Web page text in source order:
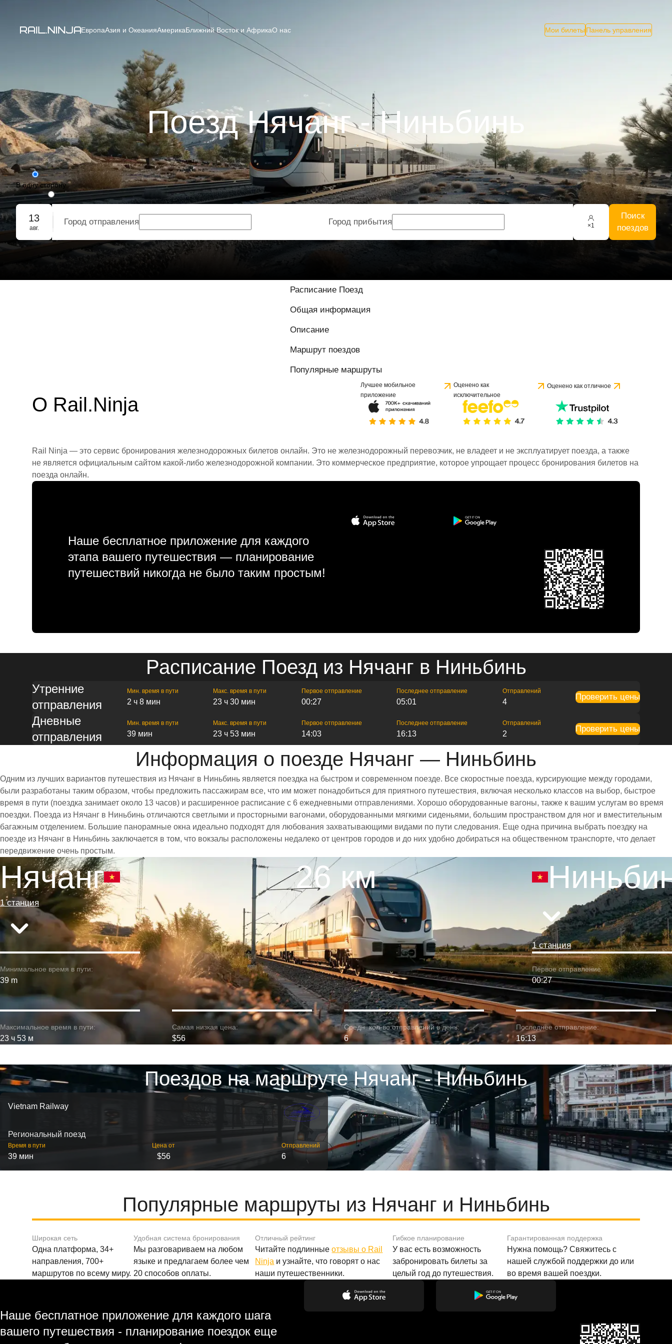
ЕвропаАзия и ОкеанияАмерикаБлижний Восток и АфрикаО нас Мои билеты Панель управления
Поезд Нячанг - Ниньбинь
В одну сторону
Туда-обратно
Групповое бронирование
13
авг.
Город отправления Город прибытия ×1
Поиск
поездов
Расписание Поезд
Общая информация
Описание
Маршрут поездов
Популярные маршруты
О Rail.Ninja
Лучшее мобильное
приложение
Оценено как
исключительное
Оценено как отличное
Rail Ninja — это сервис бронирования железнодорожных билетов онлайн. Это не железнодорожный перевозчик, не владеет и не эксплуатирует поезда, а также
не является официальным сайтом какой-либо железнодорожной компании. Это коммерческое предприятие, которое упрощает процесс бронирования билетов на
поезда онлайн.
Наше бесплатное приложение для каждого
этапа вашего путешествия — планирование
путешествий никогда не было таким простым!
Расписание Поезд из Нячанг в Ниньбинь
Утренние
отправления
Мин. время в пути
2 ч 8 мин
Макс. время в пути
23 ч 30 мин
Первое отправление
00:27
Последнее отправление
05:01
Отправлений
4
Проверить цены
Дневные
отправления
Мин. время в пути
39 мин
Макс. время в пути
23 ч 53 мин
Первое отправление
14:03
Последнее отправление
16:13
Отправлений
2
Проверить цены
Информация о поезде Нячанг — Ниньбинь
Одним из лучших вариантов путешествия из Нячанг в Ниньбинь является поездка на быстром и современном поезде. Все скоростные поезда, курсирующие между городами,
были разработаны таким образом, чтобы предложить пассажирам все, что им может понадобиться для приятного путешествия, включая несколько классов на выбор, быстрое
время в пути (поездка занимает около 13 часов) и расширенное расписание с 6 ежедневными отправлениями. Хорошо оборудованные вагоны, также к вашим услугам во время
поездки. Поезда из Нячанг в Ниньбинь отличаются светлыми и просторными вагонами, оборудованными мягкими сиденьями, большим пространством для ног и вместительным
багажным отделением. Большие панорамные окна идеально подходят для любования захватывающими видами по пути следования. Еще одна причина выбрать поездку на
поезде из Нячанг в Ниньбинь заключается в том, что вокзалы расположены недалеко от центров городов и до них удобно добираться на общественном транспорте, что делает
передвижение очень простым.
Нячанг
1 станция
26 км
1 станция
Минимальное время в пути:
39 m
Первое отправление:
00:27
Максимальное время в пути:
23 ч 53 м
Самая низкая цена:
$56
Средн. кол-во отправлений в день:
6
Последнее отправление:
16:13
Поездов на маршруте Нячанг - Ниньбинь
Vietnam Railway
Региональный поезд
Время в пути
39 мин
Цена от
$56
Отправлений
6
Популярные маршруты из Нячанг и Ниньбинь
Широкая сеть
Одна платформа, 34+
направления, 700+
маршрутов по всему миру.
Удобная система бронирования
Мы разговариваем на любом
языке и предлагаем более чем
20 способов оплаты.
Отличный рейтинг
Читайте подлинныеотзывы о Rail
Ninja и узнайте, что говорят о нас
наши путешественники.
Гибкое планирование
У вас есть возможность
забронировать билеты за
целый год до путешествия.
Гарантированная поддержка
Нужна помощь? Свяжитесь с
нашей службой поддержки до или
во время вашей поездки.
Наше бесплатное приложение для каждого шага
вашего путешествия - планирование поездок еще